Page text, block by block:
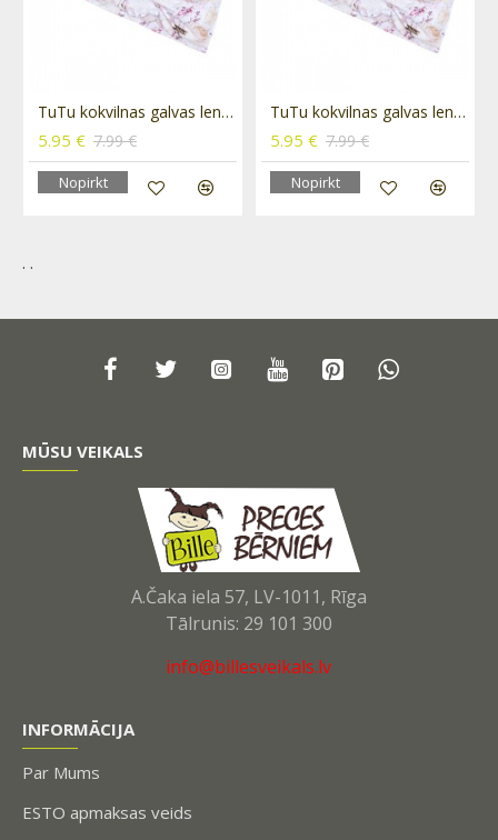
TuTu kokvilnas galvas lenta 3-006053 Ecru
5.95 € 7.99 €
Nopirkt
TuTu kokvilnas galvas lenta 3-006053 White-Violet
5.95 € 7.99 €
Nopirkt
. .
MŪSU VEIKALS
A.Čaka iela 57, LV-1011, Rīga
Tālrunis: 29 101 300
info@billesveikals.lv
INFORMĀCIJA
Par Mums
ESTO apmaksas veids